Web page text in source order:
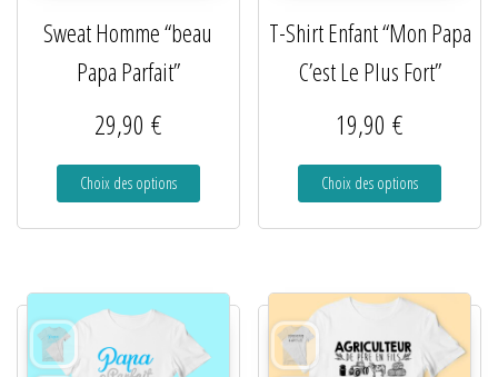
Sweat Homme “beau
Papa Parfait”
29,90 €
Choix des options
T-Shirt Enfant “Mon Papa
C’est Le Plus Fort”
19,90€
Choix des options